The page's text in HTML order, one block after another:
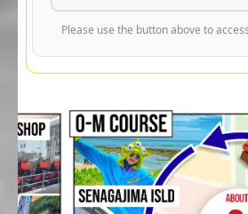
Please use the button above to